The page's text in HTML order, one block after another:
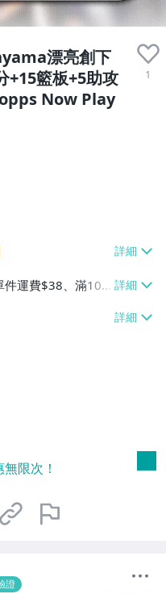
漂亮創下
+15籃板+5助攻
Now Play
1
件運費$38、滿100
】、7-ELEVEN取
】、萊爾富取貨付
件或消費滿$100
單件運費$50、滿
免運費】
限次！
證